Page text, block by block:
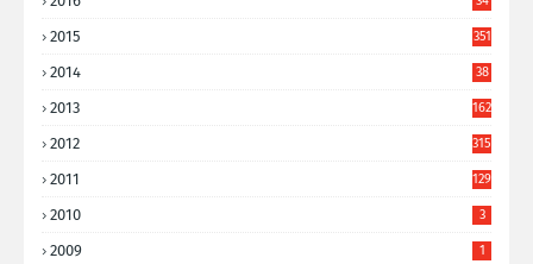
2015 351
2014
38
2013 162
2012 315
2011 129
2010 3
2009 1